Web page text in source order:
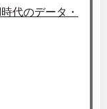
代のデータ・